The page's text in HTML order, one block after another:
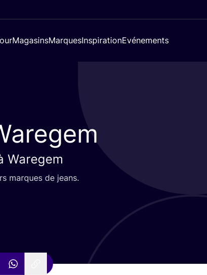
MagasinsMarquesInspirationEvénements
Waregem
marques de jeans.